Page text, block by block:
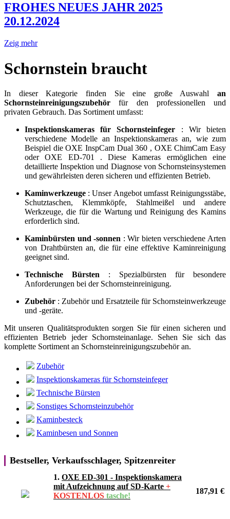
FROHES NEUES JAHR 2025
20.12.2024
Zeig mehr
Schornstein braucht
In dieser Kategorie finden Sie eine große Auswahl an
Schornsteinreinigungszubehör für den professionellen und
privaten Gebrauch. Das Sortiment umfasst:
Inspektionskameras für Schornsteinfeger : Wir bieten
verschiedene Modelle an Inspektionskameras an, wie zum
Beispiel die OXE InspCam Dual 360 , OXE ChimCam Easy
oder OXE ED-701 . Diese Kameras ermöglichen eine
detaillierte Inspektion und Diagnose von Schornsteinsystemen
und gewährleisten deren sicheren und effizienten Betrieb.
Kaminwerkzeuge : Unser Angebot umfasst Reinigungsstäbe,
Schutztaschen, Klemmköpfe, Stahlmeißel und andere
Werkzeuge, die für die Wartung und Reinigung des Kamins
erforderlich sind.
Kaminbürsten und -sonnen : Wir bieten verschiedene Arten
von Drahtbürsten an, die für eine effektive Kaminreinigung
geeignet sind.
Technische Bürsten : Spezialbürsten für besondere
Anforderungen bei der Schornsteinreinigung.
Zubehör : Zubehör und Ersatzteile für Schornsteinwerkzeuge
und -geräte.
Mit unseren Qualitätsprodukten sorgen Sie für einen sicheren und
effizienten Betrieb jeder Schornsteinanlage. Sehen Sie sich das
komplette Sortiment an Schornsteinreinigungszubehör an.
Zubehör
Inspektionskameras für Schornsteinfeger
Technische Bürsten
Sonstiges Schornsteinzubehör
Kaminbesteck
Kaminbesen und Sonnen
Bestseller, Verkaufsschlager, Spitzenreiter
1. OXE ED-301 - Inspektionskamera
mit Aufzeichnung auf SD-Karte +
KOSTENLOS tasche!
187,91 €